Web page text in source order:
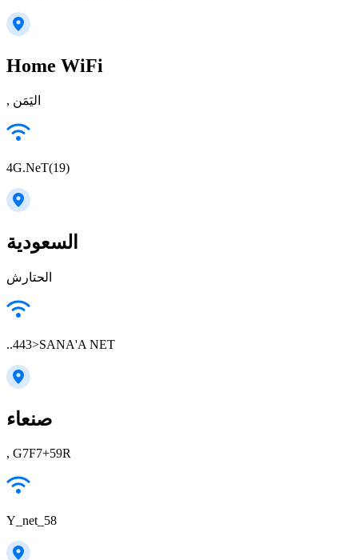
Home WiFi
, اليَمَن
4G.NeT(19)
السعودية
الحتارش
..443>SANA'A NET
صنعاء
, G7F7+59R
Y_net_58